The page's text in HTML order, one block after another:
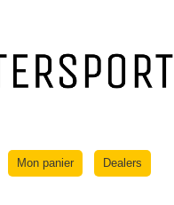
Mon panier Dealers